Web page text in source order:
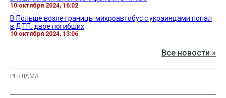
10 октября 2024, 16:02
В Польше возле границы микроавтобус с украинцами попал
в ДТП: двое погибших
10 октября 2024, 13:06
Все новости »